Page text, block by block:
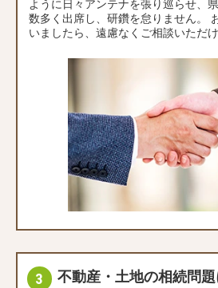
ように日々アンテナを張り巡らせ、
数多く出席し、研鑽を怠りません。
いましたら、遠慮なくご相談いただ
不動産・土地の相続問